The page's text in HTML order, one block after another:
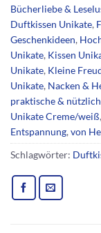
Bücherliebe &
Duftkissen Unikate,
Geschenkideen,
Unikate, Kissen
Unikate, Kleine
Unikate, Nacken &
praktische &
Unikate Creme/weiß,
Entspannung,von
Schlagwörter: